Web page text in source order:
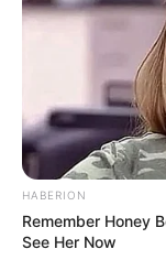
HABERION
Remember Honey
See Her Now